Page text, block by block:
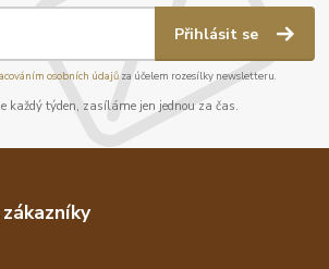
Přihlásit se
osobních údajůza účelem rozesílky newsletteru.
každý týden, zasíláme jen jednou za čas.